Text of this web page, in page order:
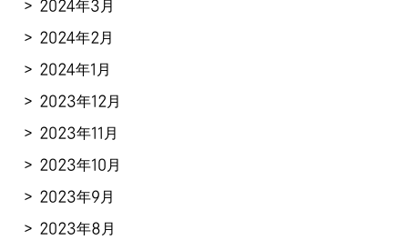
2024年3月
2024年2月
2024年1月
2023年12月
2023年11月
2023年10月
2023年9月
2023年8月